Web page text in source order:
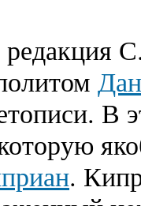
редакция
В
.